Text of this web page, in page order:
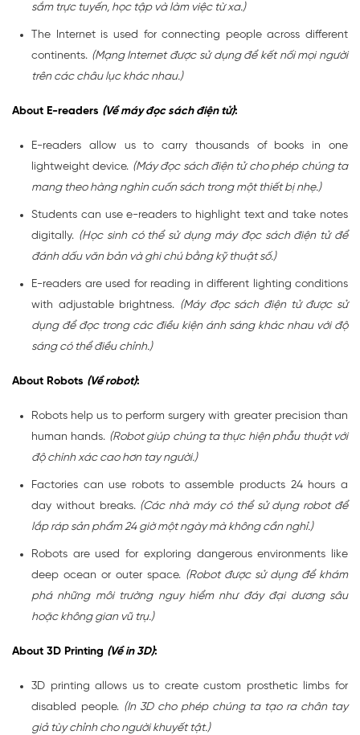
sắm trực tuyến, học tập và làm việc từ xa.)
The Internet is used for connecting people across different
continents. (Mạng Internet được sử dụng để kết nối mọi người
trên các châu lục khác nhau.)
About E-readers (Về máy đọc sách điện tử):
E-readers allow us to carry thousands of books in one
lightweight device. (Máy đọc sách điện tử cho phép chúng ta
mang theo hàng nghìn cuốn sách trong một thiết bị nhẹ.)
Students can use e-readers to highlight text and take notes
digitally. (Học sinh có thể sử dụng máy đọc sách điện tử để
đánh dấu văn bản và ghi chú bằng kỹ thuật số.)
E-readers are used for reading in different lighting conditions
with adjustable brightness. (Máy đọc sách điện tử được sử
dụng để đọc trong các điều kiện ánh sáng khác nhau với độ
sáng có thể điều chỉnh.)
About Robots (Về robot):
Robots help us to perform surgery with greater precision than
human hands. (Robot giúp chúng ta thực hiện phẫu thuật với
độ chính xác cao hơn tay người.)
Factories can use robots to assemble products 24 hours a
day without breaks. (Các nhà máy có thể sử dụng robot để
lắp ráp sản phẩm 24 giờ một ngày mà không cần nghỉ.)
Robots are used for exploring dangerous environments like
deep ocean or outer space. (Robot được sử dụng để khám
phá những môi trường nguy hiểm như đáy đại dương sâu
hoặc không gian vũ trụ.)
About 3D Printing (Về in 3D):
3D printing allows us to create custom prosthetic limbs for
disabled people. (In 3D cho phép chúng ta tạo ra chân tay
giả tùy chỉnh cho người khuyết tật.)